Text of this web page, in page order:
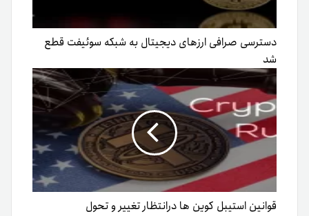
دسترسی صرافی ارزهای دیجیتال به شبکه سوئیفت قطع
شد
قوانین استیبل کوین ها درانتظار تغییر و تحول